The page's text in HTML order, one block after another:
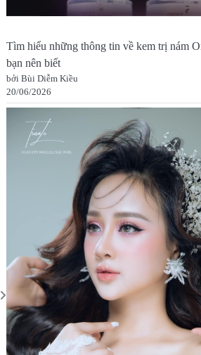
Tìm hiểu những thông tin về kem trị nám
bạn nên biết
bởi Bùi Diễm Kiều
20/06/2026